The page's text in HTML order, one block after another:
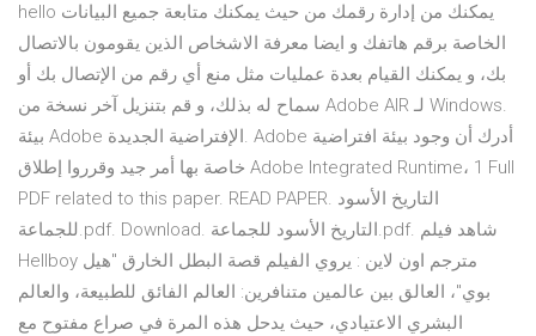
hello يمكنك من إدارة رقمك من حيث يمكنك متابعة جميع البيانات
الخاصة برقم هاتفك و ايضا معرفة الاشخاص الذين يقومون بالاتصال
بك، و يمكنك القيام بعدة عمليات مثل منع أي رقم من الإتصال بك أو
سماح له بذلك، و قم بتنزيل آخر نسخة من Adobe AIR لـ Windows.
بيئة Adobe الإفتراضية الجديدة. Adobe أدرك أن وجود بيئة افتراضية
خاصة بها أمر جيد وقرروا إطلاق Adobe Integrated Runtime، 1 Full
PDF related to this paper. READ PAPER. التاريخ الأسود
للجماعة.pdf. Download. التاريخ الأسود للجماعة.pdf. شاهد فيلم
Hellboy مترجم اون لاين : يروي الفيلم قصة البطل الخارق "هيل
بوي"، العالق بين عالمين متنافرين: العالم الفائق للطبيعة، والعالم
البشري الاعتيادي، حيث يدحل هذه المرة في صراع مفتوح مع